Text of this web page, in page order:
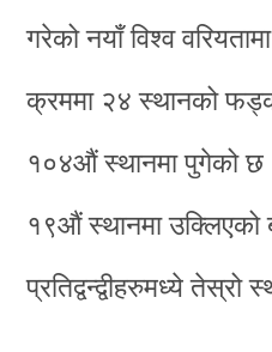
गरेको नयाँ विश्व
क्रममा २४ स्थानको
१०४औं स्थानमा पुगेको छ
१९औं स्थानमा उक्लिएको
प्रतिद्वन्द्वीहरुमध्ये तेस्रो